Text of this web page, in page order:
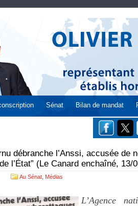
Sénat Bilan de mandat
débranche l’Anssi, accusée de
l’État” (Le Canard enchaîné, 13/
Au Sénat Médias
L’Agence